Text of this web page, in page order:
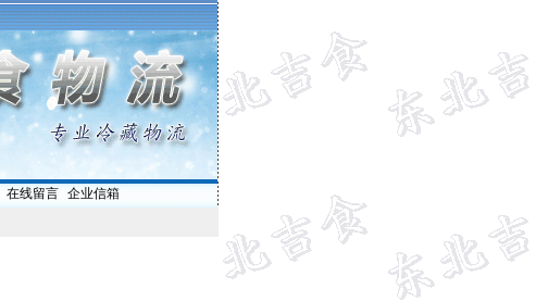
在线留言| 企业信箱